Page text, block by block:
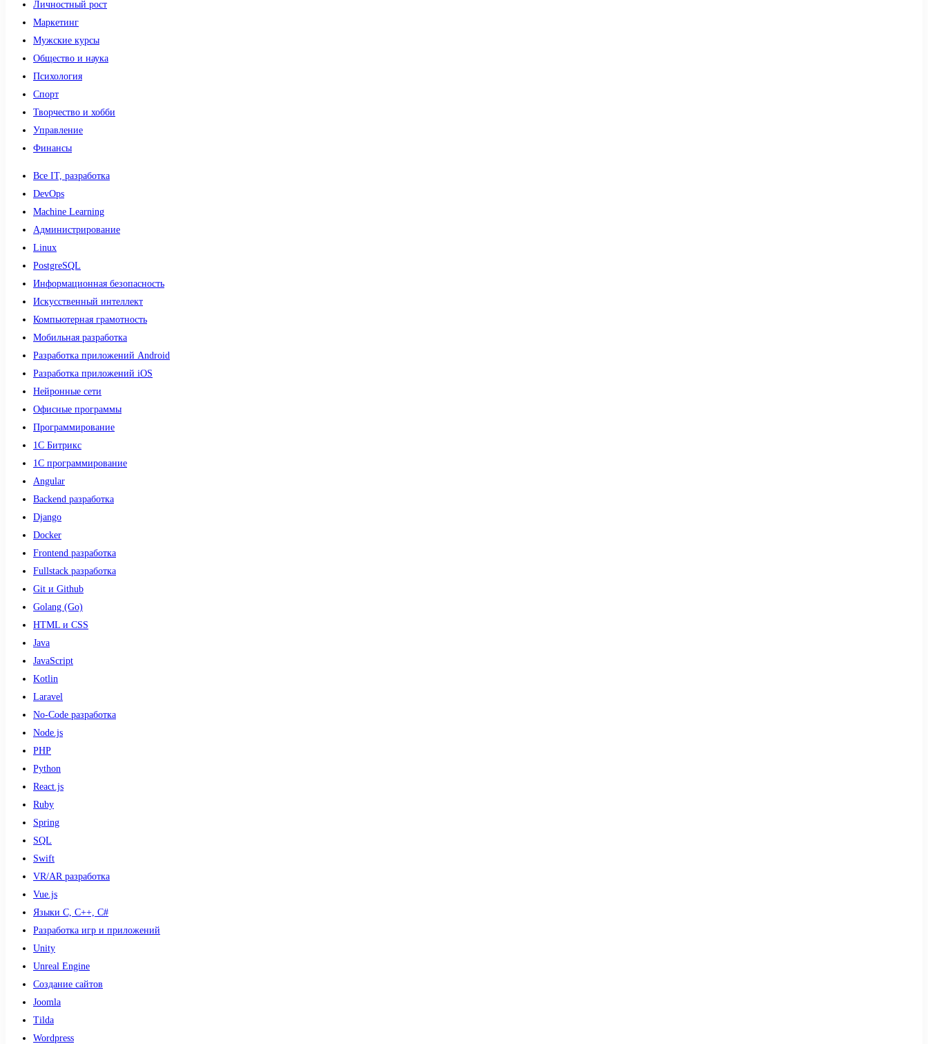
Личностный рост
Маркетинг
Мужские курсы
Общество и наука
Психология
Спорт
Творчество и хобби
Управление
Финансы
Все IT, разработка
DevOps
Machine Learning
Администрирование
Linux
PostgreSQL
Информационная безопасность
Искусственный интеллект
Компьютерная грамотность
Мобильная разработка
Разработка приложений Android
Разработка приложений iOS
Нейронные сети
Офисные программы
Программирование
1С Битрикс
1С программирование
Angular
Backend разработка
Django
Docker
Frontend разработка
Fullstack разработка
Git и Github
Golang (Go)
HTML и CSS
Java
JavaScript
Kotlin
Laravel
No-Code разработка
Node.js
PHP
Python
React.js
Ruby
Spring
SQL
Swift
VR/AR разработка
Vue.js
Языки С, С++, С#
Разработка игр и приложений
Unity
Unreal Engine
Создание сайтов
Joomla
Tilda
Wordpress